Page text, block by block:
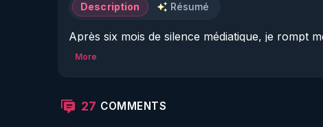
Description Résumé
Après six mois de silence médiatique, je rompt
situation actuelle pour moi et RGNR, des (
Merci à toutes et tous pour votre soutien,
More
27 COMMENTS